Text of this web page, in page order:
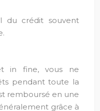
du crédit souvent
in fine, vous ne
pendant toute la
remboursé en une
grâce à